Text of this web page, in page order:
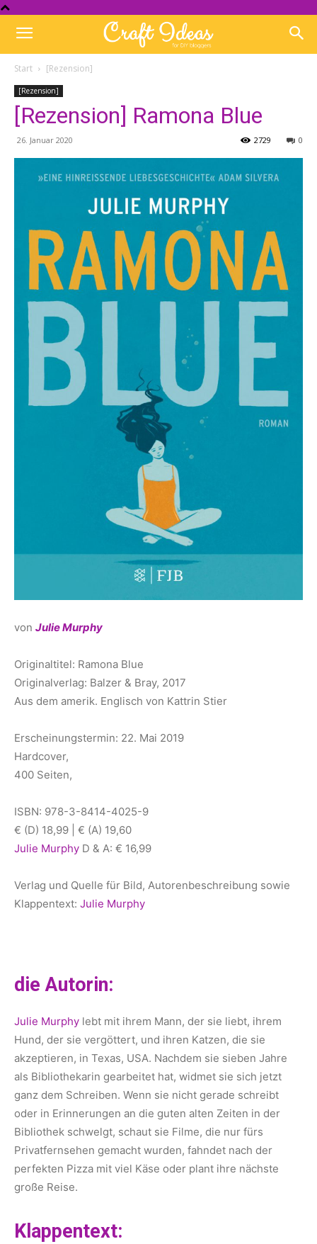
Start [Rezension]
[Rezension]
[Rezension] Ramona Blue
26. Januar 2020 0
2729
von Julie Murphy
Originaltitel: Ramona Blue
Originalverlag: Balzer & Bray, 2017
Aus dem amerik. Englisch von Kattrin Stier
Erscheinungstermin: 22. Mai 2019
Hardcover,
400 Seiten,
ISBN: 978-3-8414-4025-9
€ (D) 18,99 | € (A) 19,60
Julie Murphy D & A: € 16,99
Verlag und Quelle für Bild, Autorenbeschreibung sowie
Klappentext: Julie Murphy
die Autorin:
Julie Murphy lebt mit ihrem Mann, der sie liebt, ihrem
Hund, der sie vergöttert, und ihren Katzen, die sie
akzeptieren, in Texas, USA. Nachdem sie sieben Jahre
als Bibliothekarin gearbeitet hat, widmet sie sich jetzt
ganz dem Schreiben. Wenn sie nicht gerade schreibt
oder in Erinnerungen an die guten alten Zeiten in der
Bibliothek schwelgt, schaut sie Filme, die nur fürs
Privatfernsehen gemacht wurden, fahndet nach der
perfekten Pizza mit viel Käse oder plant ihre nächste
große Reise.
Klappentext: